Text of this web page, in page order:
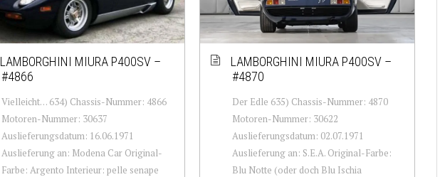
LAMBORGHINI MIURA P400SV –
#4866
Vielleicht… 634) Chassis-Nummer: 4866
Motoren-Nummer: 30637
Auslieferungsdatum: 16.06.1971
Auslieferung an: Modena Car Original-
Farbe: Argento Interieur: pelle senape
LAMBORGHINI MIURA P400SV –
#4870
Der Edle 635) Chassis-Nummer: 4870
Motoren-Nummer: 30622
Auslieferungsdatum: 02.07.1971
Auslieferung an: S.E.A. Original-Farbe:
Blu Notte (oder doch Blu Ischia